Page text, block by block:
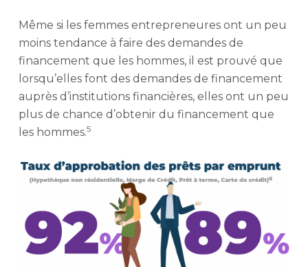
Même si les femmes entrepreneures ont un peu
moins tendance à faire des demandes de
financement que les hommes, il est prouvé que
lorsqu’elles font des demandes de financement
auprès d’institutions financières, elles ont un peu
plus de chance d’obtenir du financement que
les hommes.5